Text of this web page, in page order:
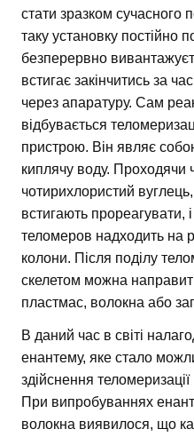
стати зразком сучасного
таку установку постійно
безперервно
встигає закінчитись за
через апаратуру. Сам
відбувається
пристрою. Він являє
киплячу воду. Проходячи
чотирихлористий
встигають прореагувати,
теломеров надходить на
колони. Після поділу
скелетом можна
пластмас, волокна або
В даний час в світі
енантему, яке стало
здійснення
При випробуваннях
волокна виявилося, що